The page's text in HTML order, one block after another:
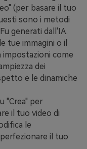
(per basare il tuo
sono i metodi
generati dall'IA.
tue immagini o il
impostazioni come
dei
e le dinamiche
"Crea" per
il tuo video di
le
il tuo